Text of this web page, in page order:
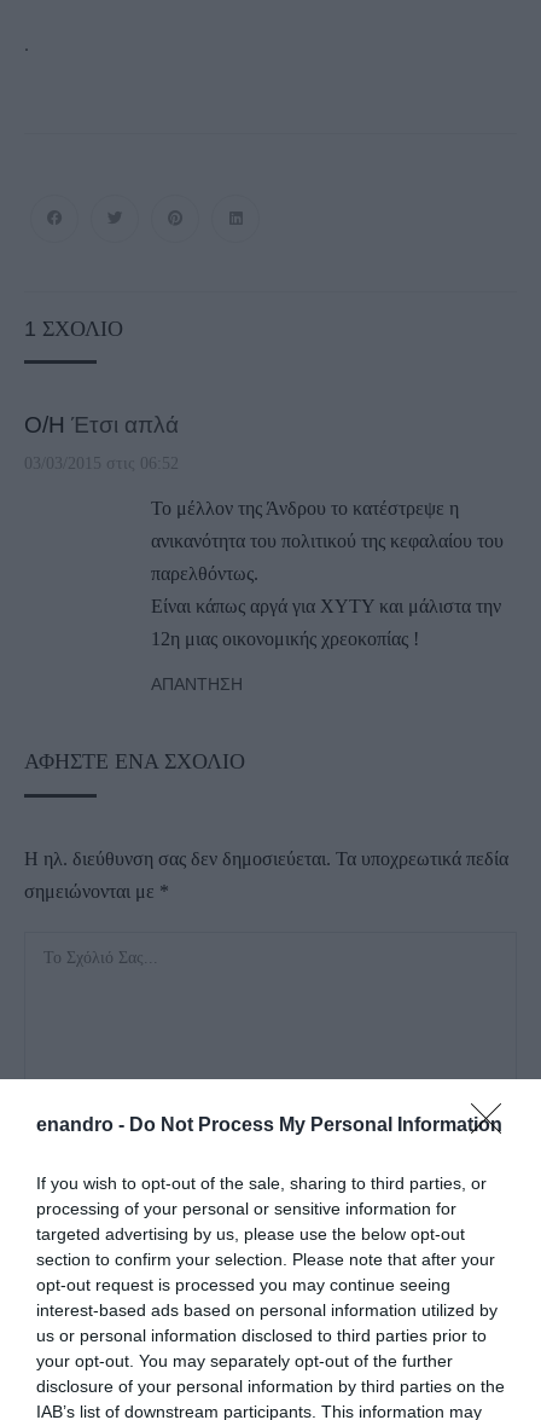
enandro - Do Not Process My Personal Information
If you wish to opt-out of the sale, sharing to third parties, or
processing of your personal or sensitive information for
targeted advertising by us, please use the below opt-out
section to confirm your selection. Please note that after your
opt-out request is processed you may continue seeing
interest-based ads based on personal information utilized by
us or personal information disclosed to third parties prior to
your opt-out. You may separately opt-out of the further
disclosure of your personal information by third parties on the
IAB’s list of downstream participants. This information may
.
1 ΣΧΌΛΙΟ
Ο/Η Έτσι απλά
03/03/2015 στις 06:52
Το μέλλον της Άνδρου το κατέστρεψε η
ανικανότητα του πολιτικού της κεφαλαίου του
παρελθόντως.
Είναι κάπως αργά για ΧΥΤΥ και μάλιστα την
12η μιας οικονομικής χρεοκοπίας !
ΑΠΆΝΤΗΣΗ
ΑΦΉΣΤΕ ΈΝΑ ΣΧΌΛΙΟ
Η ηλ. διεύθυνση σας δεν δημοσιεύεται. Τα υποχρεωτικά πεδία
σημειώνονται με *
Αποθήκευσε το όνομά μου, email, και τον ιστότοπο μου σε
αυτόν τον πλοηγό για την επόμενη φορά που θα σχολιάσω.